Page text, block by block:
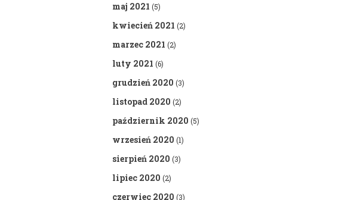
maj 2021 (5)
kwiecień 2021 (2)
marzec 2021 (2)
luty 2021 (6)
grudzień 2020 (3)
listopad 2020 (2)
październik 2020 (5)
wrzesień 2020 (1)
sierpień 2020 (3)
lipiec 2020 (2)
czerwiec 2020 (3)